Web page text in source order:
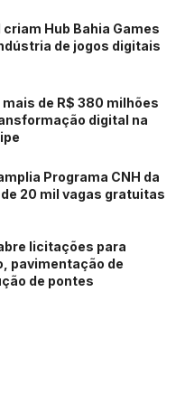
criam Hub Bahia Games
de jogos digitais
de R$ 380 milhões
digital na
Programa CNH da
20 mil vagas gratuitas
licitações para
pavimentação de
de pontes